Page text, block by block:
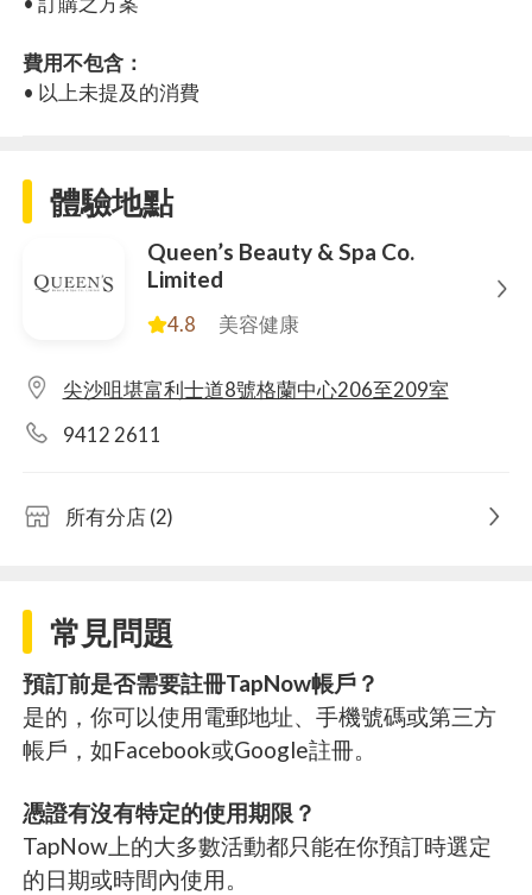
費用不包含：
• 以上未提及的消費
體驗地點
Queen’s Beauty & Spa Co.
Limited
4.8 美容健康
尖沙咀堪富利士道8號格蘭中心206至209室
9412 2611
所有分店 (2)
常見問題
預訂前是否需要註冊TapNow帳戶？
是的，你可以使用電郵地址、手機號碼或第三方
帳戶，如Facebook或Google註冊。
憑證有沒有特定的使用期限？
TapNow上的大多數活動都只能在你預訂時選定
的日期或時間內使用。